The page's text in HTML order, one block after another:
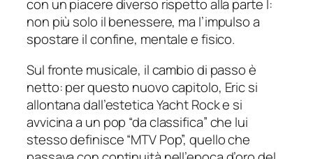
con un piacere diverso rispetto alla parte I:
non più solo il benessere, ma l’impulso a
spostare il confine, mentale e fisico.
Sul fronte musicale, il cambio di passo è
netto: per questo nuovo capitolo, Eric si
allontana dall’estetica Yacht Rock e si
avvicina a un pop “da classifica” che lui
stesso definisce “MTV Pop”, quello che